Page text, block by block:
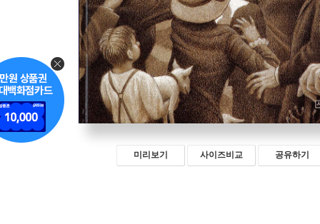
미리보기 사이즈비교 공유하기